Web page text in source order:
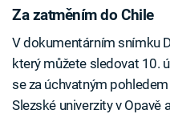
Za zatměním do Chile
V dokumentárním snímku
který můžete sledovat 10.
se za úchvatným
Slezské univerzity v